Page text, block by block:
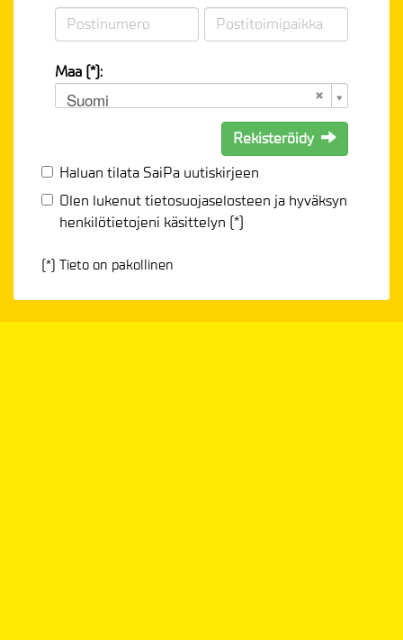
Maa (*):
Suomi
Rekisteröidy
Haluan tilata SaiPa uutiskirjeen
Olen lukenuttietosuojaselosteen ja hyväksyn
henkilötietojeni käsittelyn (*)
(*) Tieto on pakollinen